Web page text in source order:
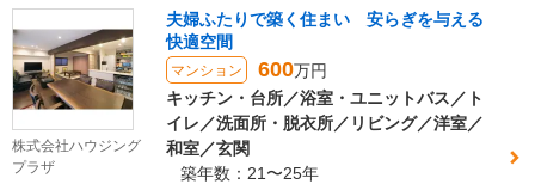
が設置可能に。トイレは手洗い器を分けた事で、幅広い年齢
層の方が使いやすいものになりました。また、ご主人様は今
後インテリアを自分でアレンジしたいと考えられていたた
め、今回工事をしない一部屋をＤＩＹ専用部屋にする事をお
すすめしました。
株式会社ハウジング
プラザ
夫婦ふたりで築く住まい 安らぎを与える
快適空間
マンション 600万円
キッチン・台所／浴室・ユニットバス／ト
イレ／洗面所・脱衣所／リビング／洋室／
和室／玄関
築年数：21〜25年